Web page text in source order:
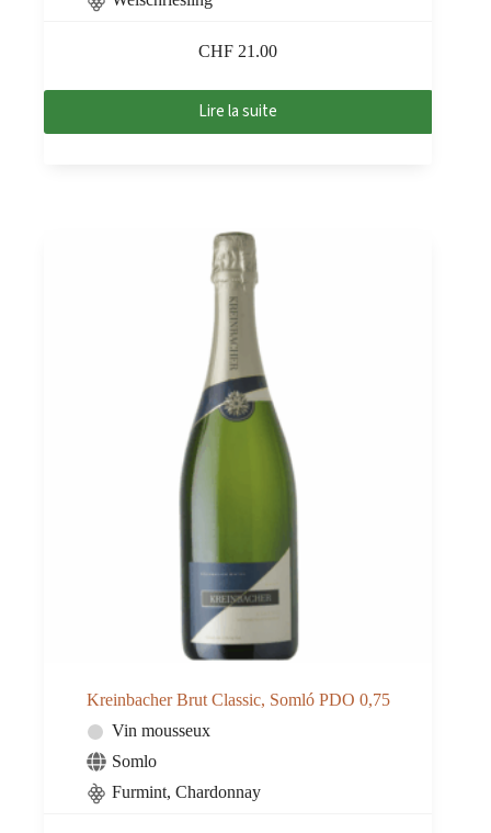
CHF 21.00
Lire la suite
Kreinbacher Brut Classic, Somló PDO 0,75
Vin mousseux
Somlo
Furmint, Chardonnay